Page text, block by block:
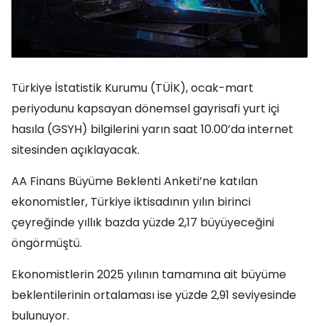
Türkiye İstatistik Kurumu (TÜİK), ocak-mart
periyodunu kapsayan dönemsel gayrisafi yurt içi
hasıla (GSYH) bilgilerini yarın saat 10.00’da internet
sitesinden açıklayacak.
AA Finans Büyüme Beklenti Anketi’ne katılan
ekonomistler, Türkiye iktisadının yılın birinci
çeyreğinde yıllık bazda yüzde 2,17 büyüyeceğini
öngörmüştü.
Ekonomistlerin 2025 yılının tamamına ait büyüme
beklentilerinin ortalaması ise yüzde 2,91 seviyesinde
bulunuyor.